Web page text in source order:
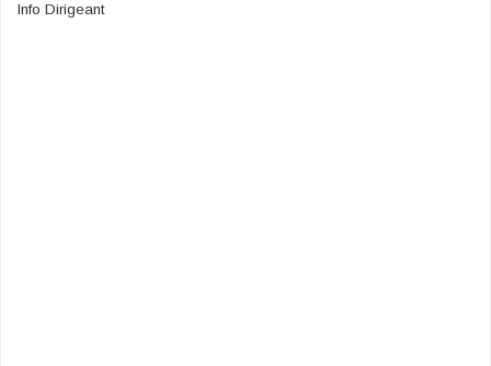
Info Dirigeant